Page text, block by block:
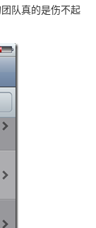
队真的是伤不起